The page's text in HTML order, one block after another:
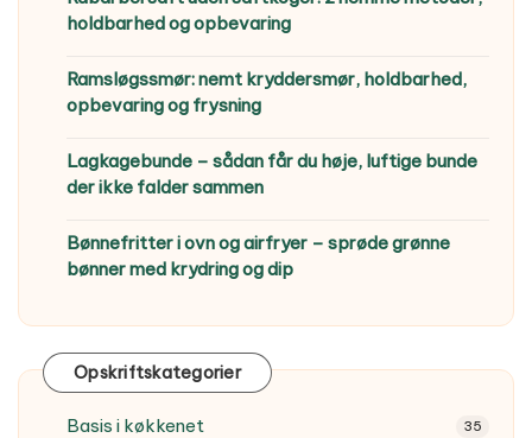
holdbarhed og opbevaring
Ramsløgssmør: nemt kryddersmør, holdbarhed,
opbevaring og frysning
Lagkagebunde – sådan får du høje, luftige bunde
der ikke falder sammen
Bønnefritter i ovn og airfryer – sprøde grønne
bønner med krydring og dip
Opskriftskategorier
Basis i køkkenet 35